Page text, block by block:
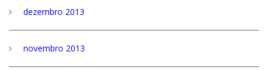
dezembro 2013
novembro 2013